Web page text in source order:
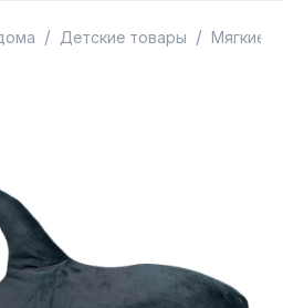
/ Детские товары / Мягкие